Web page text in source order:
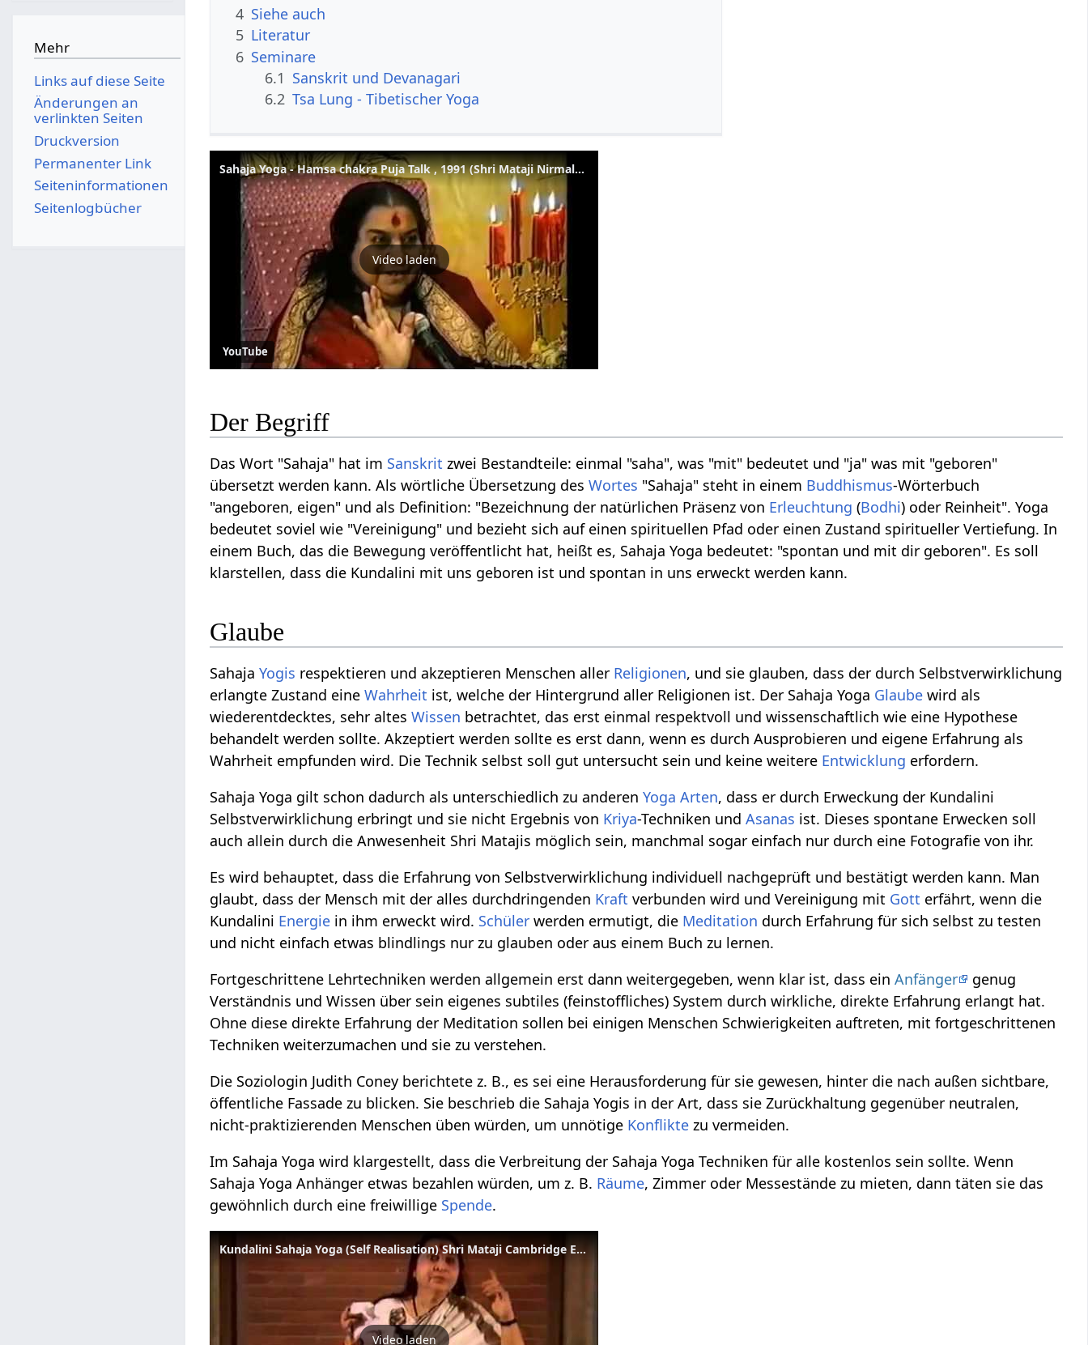
4 Siehe auch
5 Literatur
6 Seminare
6.1 Sanskrit und Devanagari
6.2 Tsa Lung - Tibetischer Yoga
Sahaja Yoga - Hamsa chakra Puja Talk , 1991 (Shri Mataji Nirmala Devi)
Video laden
YouTube
Der Begriff
Das Wort "Sahaja" hat im Sanskrit zwei Bestandteile: einmal "saha", was "mit" bedeutet und "ja" was mit "geboren"
übersetzt werden kann. Als wörtliche Übersetzung desWortes "Sahaja" steht in einem Buddhismus-Wörterbuch
"angeboren, eigen" und als Definition: "Bezeichnung der natürlichen Präsenz von Erleuchtung (Bodhi) oder Reinheit". Yoga
bedeutet soviel wie "Vereinigung" und bezieht sich auf einen spirituellen Pfad oder einen Zustand spiritueller Vertiefung. In
einem Buch, das die Bewegung veröffentlicht hat, heißt es, Sahaja Yoga bedeutet: "spontan und mit dir geboren". Es soll
klarstellen, dass die Kundalini mit uns geboren ist und spontan in uns erweckt werden kann.
Glaube
SahajaYogis respektieren und akzeptieren Menschen aller Religionen, und sie glauben, dass der durch Selbstverwirklichung
erlangte Zustand eineWahrheit ist, welche der Hintergrund aller Religionen ist. Der Sahaja Yoga Glaube wird als
wiederentdecktes, sehr altesWissen betrachtet, das erst einmal respektvoll und wissenschaftlich wie eine Hypothese
behandelt werden sollte. Akzeptiert werden sollte es erst dann, wenn es durch Ausprobieren und eigene Erfahrung als
Wahrheit empfunden wird. Die Technik selbst soll gut untersucht sein und keine weitere Entwicklung erfordern.
Sahaja Yoga gilt schon dadurch als unterschiedlich zu anderenYoga Arten, dass er durch Erweckung der Kundalini
Selbstverwirklichung erbringt und sie nicht Ergebnis von Kriya-Techniken undAsanas ist. Dieses spontane Erwecken soll
auch allein durch die Anwesenheit Shri Matajis möglich sein, manchmal sogar einfach nur durch eine Fotografie von ihr.
Es wird behauptet, dass die Erfahrung von Selbstverwirklichung individuell nachgeprüft und bestätigt werden kann. Man
glaubt, dass der Mensch mit der alles durchdringenden Kraft verbunden wird und Vereinigung mit Gott erfährt, wenn die
Kundalini Energie in ihm erweckt wird. Schüler werden ermutigt, die Meditation durch Erfahrung für sich selbst zu testen
und nicht einfach etwas blindlings nur zu glauben oder aus einem Buch zu lernen.
Fortgeschrittene Lehrtechniken werden allgemein erst dann weitergegeben, wenn klar ist, dass einAnfänger
genug
Verständnis und Wissen über sein eigenes subtiles (feinstoffliches) System durch wirkliche, direkte Erfahrung erlangt hat.
Ohne diese direkte Erfahrung der Meditation sollen bei einigen Menschen Schwierigkeiten auftreten, mit fortgeschrittenen
Techniken weiterzumachen und sie zu verstehen.
Die Soziologin Judith Coney berichtete z. B., es sei eine Herausforderung für sie gewesen, hinter die nach außen sichtbare,
öffentliche Fassade zu blicken. Sie beschrieb die Sahaja Yogis in der Art, dass sie Zurückhaltung gegenüber neutralen,
nicht-praktizierenden Menschen üben würden, um unnötige Konflikte zu vermeiden.
Im Sahaja Yoga wird klargestellt, dass die Verbreitung der Sahaja Yoga Techniken für alle kostenlos sein sollte. Wenn
Sahaja Yoga Anhänger etwas bezahlen würden, um z. B. Räume, Zimmer oder Messestände zu mieten, dann täten sie das
gewöhnlich durch eine freiwillige Spende.
Kundalini Sahaja Yoga (Self Realisation) Shri Mataji Cambridge England 1984 (Kundalini Yoga Sahaja)
Video laden
Mehr
Links auf diese Seite
Änderungen an
verlinkten Seiten
Druckversion
Permanenter Link
Seiten­­informationen
Seitenlogbücher